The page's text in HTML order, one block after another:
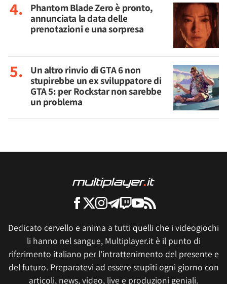
Phantom Blade Zero è pronto,
annunciata la data delle
prenotazioni e una sorpresa
Un altro rinvio di GTA 6 non
stupirebbe un ex sviluppatore di
GTA 5: per Rockstar non sarebbe
un problema
Dedicato cervello e anima a tutti quelli che i videogiochi
li hanno nel sangue, Multiplayer.it è il punto di
riferimento italiano per l'intrattenimento del presente e
del futuro. Preparatevi ad essere stupiti ogni giorno con
articoli, news, video, live e produzioni geniali.